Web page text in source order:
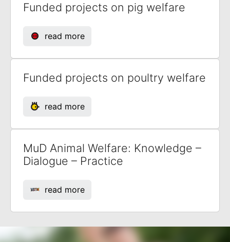
Funded projects on pig welfare
read more
Funded projects on poultry welfare
read more
MuD Animal Welfare: Knowledge –
Dialogue – Practice
read more